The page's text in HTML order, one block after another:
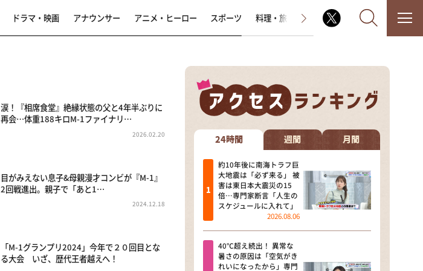
なるみ・岡村の過ぎるTV
相席食堂
これ余談なんですけど・・・
～人生密着トークバラエティ！
～ やすとものいたって真剣です
探偵！ナイトスクープ
news おかえり
ドラマ・映画 アナウンサー アニメ・ヒーロー スポーツ 料理・旅 ラジオ番組 その他
涙！『相席食堂』絶縁状態の父と4年半ぶりに
再会…体重188キロM-1ファイナリ…
2026.02.20
目がみえない息子&母親漫才コンビが『M-1』
2回戦進出。親子で「あと1…
2024.12.18
「M-1グランプリ2024」今年で２０回目とな
る大会 いざ、歴代王者越えへ！
24時間 週間 月間
約10年後に南海トラフ巨
大地震は「必ず来る」 被
害は東日本大震災の15
倍…専門家断言「人生の
スケジュールに入れて」
2026.08.06
40℃超え続出！ 異常な
暑さの原因は「空気がき
れいになったから」専門